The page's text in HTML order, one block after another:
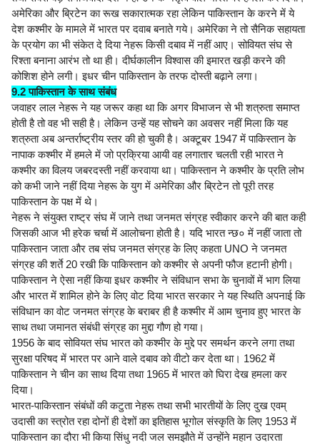
अमेरिका और ब्रिटेन का रूख सकारात्मक रहा लेकिन पाकिस्तान के करने में ये
देश कश्मीर के मामले में भारत पर दवाब बनाते गये। अमेरिका ने तो सैनिक सहायता
के प्रयोग का भी संकेत दे दिया नेहरू किसी दबाव में नहीं आए। सोवियत संघ से
रिश्ता बनाना आरंभ तो था ही। दीर्घकालीन विश्वास की इमारत खड़ी करने की
कोशिश होने लगी। इधर चीन पाकिस्तान के तरफ दोस्ती बढ़ाने लगा।
9.2 पाकिस्तान के साथ संबंध
जवाहर लाल नेहरू ने यह जरूर कहा था कि अगर विभाजन से भी शत्रुता समाप्त
होती है तो वह भी सही है। लेकिन उन्हें यह सोचने का अवसर नहीं मिला कि यह
शत्रुता अब अन्तर्राष्ट्रीय स्तर की हो चुकी है। अक्टूबर 1947 में पाकिस्तान के
नापाक कश्मीर में हमले में जो प्रक्रिया आयी वह लगातार चलती रही भारत ने
कश्मीर का विलय जबरदस्ती नहीं करवाया था। पाकिस्तान ने कश्मीर के प्रति लोभ
को कभी जाने नहीं दिया नेहरू के युग में अमेरिका और ब्रिटेन तो पूरी तरह
पाकिस्तान के पक्ष में थे।
नेहरू ने संयुक्त राष्ट्र संघ में जाने तथा जनमत संग्रह स्वीकार करने की बात कही
जिसकी आज भी हरेक चर्चा में आलोचना होती है। यदि भारत न्छ० में नहीं जाता तो
पाकिस्तान जाता और तब संघ जनमत संग्रह के लिए कहता UNO ने जनमत
संग्रह की शर्ते 20 रखी कि पाकिस्तान को कश्मीर से अपनी फौज हटानी होगी।
पाकिस्तान ने ऐसा नहीं किया इधर कश्मीर ने संविधान सभा के चुनावों में भाग लिया
और भारत में शामिल होने के लिए वोट दिया भारत सरकार ने यह स्थिति अपनाई कि
संविधान का वोट जनमत संग्रह के बराबर ही है कश्मीर में आम चुनाव हुए भारत के
साथ तथा जमानत संबंधी संग्रह का मुद्दा गौण हो गया।
1956 के बाद सोवियत संघ भारत को कश्मीर के मुद्दे पर समर्थन करने लगा तथा
सुरक्षा परिषद में भारत पर आने वाले दबाव को वीटो कर देता था। 1962 में
पाकिस्तान ने चीन का साथ दिया तथा 1965 में भारत को घिरा देख हमला कर
दिया।
भारत-पाकिस्तान संबंधों की कटुता नेहरू तथा सभी भारतीयों के लिए दुख एवम्
उदासी का स्त्रोत रहा दोनों ही देशों का इतिहास भूगोल संस्कृति के लिए 1953 में
पाकिस्तान का दौरा भी किया सिंधु नदी जल समझौते में उन्होंने महान उदारता